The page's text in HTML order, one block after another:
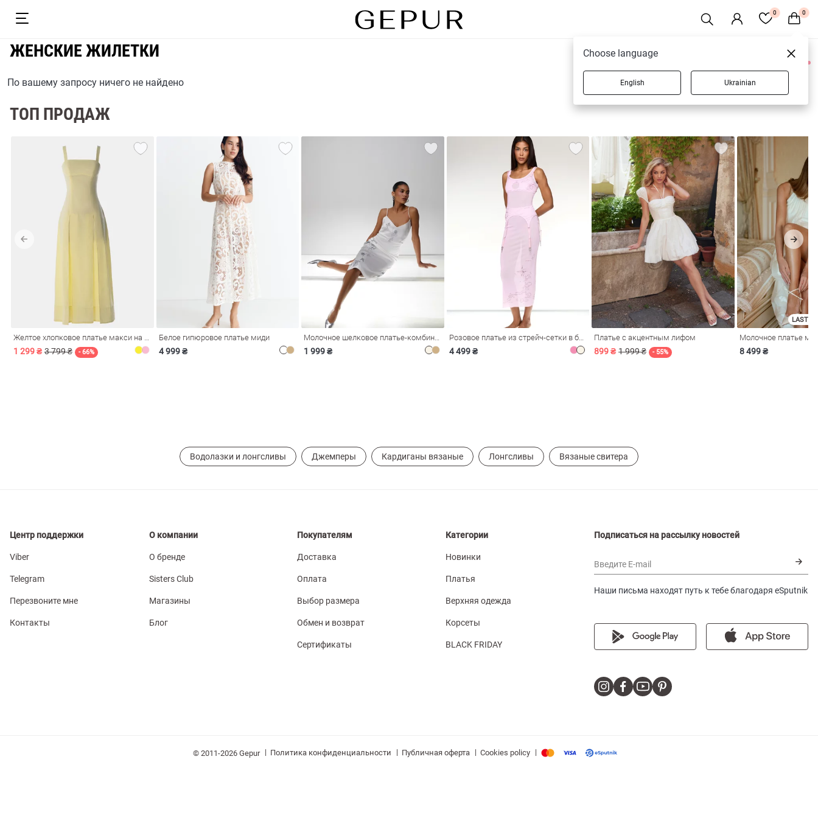
0 0
ЖЕНСКИЕ ЖИЛЕТКИ
0 товаров
По вашему запросу ничего не найдено
ТОП ПРОДАЖ
1 299 ₴ 3 799 ₴ - 66%
Белое гипюровое платье миди
4 999 ₴ 1 999 ₴
Розовое платье из стрейч-сетки в бельевом стиле
4 499 ₴
Платье с акцентным лифом
899 ₴ 1 999 ₴ - 55%
LAST
8 499 ₴
Водолазки и лонгсливы Джемперы Кардиганы вязаные Лонгсливы Вязаные свитера
Центр поддержки
Viber
Telegram
Перезвоните мне
Контакты
О компании
О бренде
Sisters Club
Магазины
Блог
Покупателям
Доставка
Оплата
Выбор размера
Обмен и возврат
Сертификаты
Категории
Новинки
Платья
Верхняя одежда
Корсеты
BLACK FRIDAY
Подписаться на рассылку новостей
Введите E-mail
Наши письма находят путь к тебе благодаря eSputnik
© 2011-2026 Gepur | Политика конфиденциальности | Публичная оферта | Cookies policy |
Choose language
English Ukrainian